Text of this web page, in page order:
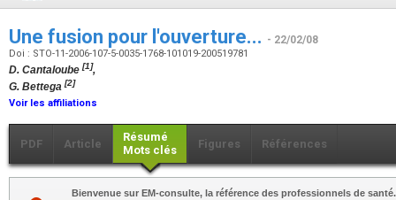
Une fusion pour l'ouverture... - 22/02/08
Doi : STO-11-2006-107-5-0035-1768-101019-200519781
D. Cantaloube [1],
G. Bettega [2]
Voir les affiliations
PDF Article
Résumé
Mots clés
Figures Références
Bienvenue sur EM-consulte, la référence des professionnels de santé.